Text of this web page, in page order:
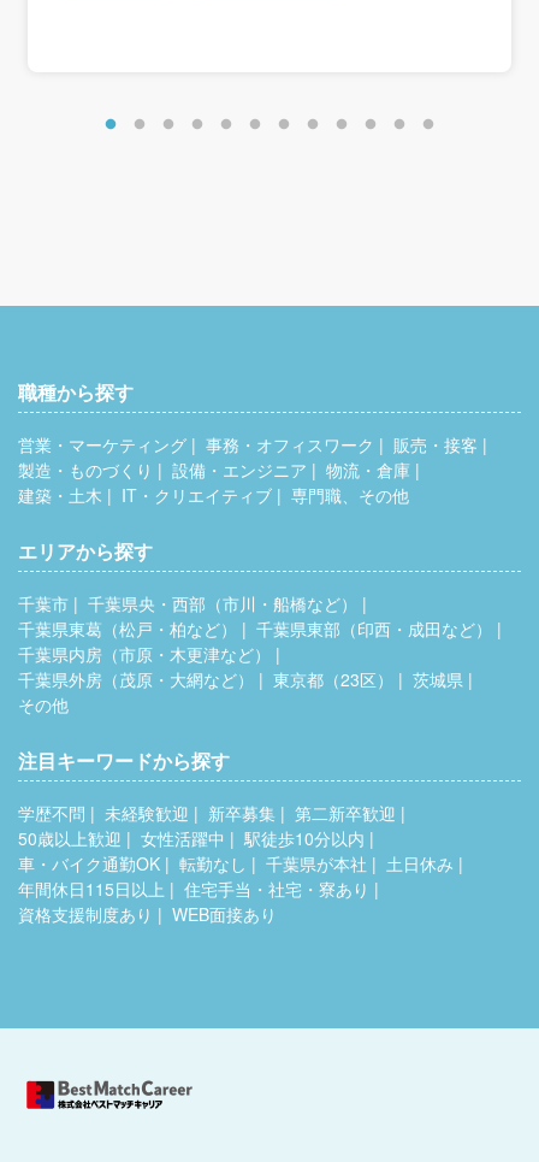
職種から探す
営業・マーケティング 事務・オフィスワーク
販売・接客
製造・ものづくり
設備・エンジニア
物流・倉庫
建築・土木
IT・クリエイティブ 専門職、その他
エリアから探す
千葉市
千葉県央・西部（市川・船橋など）
千葉県東葛（松戸・柏など）
千葉県東部（印西・成田など）
千葉県内房（市原・木更津など）
千葉県外房（茂原・大網など）
東京都（23区）
茨城県
その他
注目キーワードから探す
学歴不問 未経験歓迎 新卒募集
第二新卒歓迎
50歳以上歓迎
女性活躍中
駅徒歩10分以内
車・バイク通勤OK
転勤なし 千葉県が本社
土日休み
年間休日115日以上
住宅手当・社宅・寮あり
資格支援制度あり
WEB面接あり